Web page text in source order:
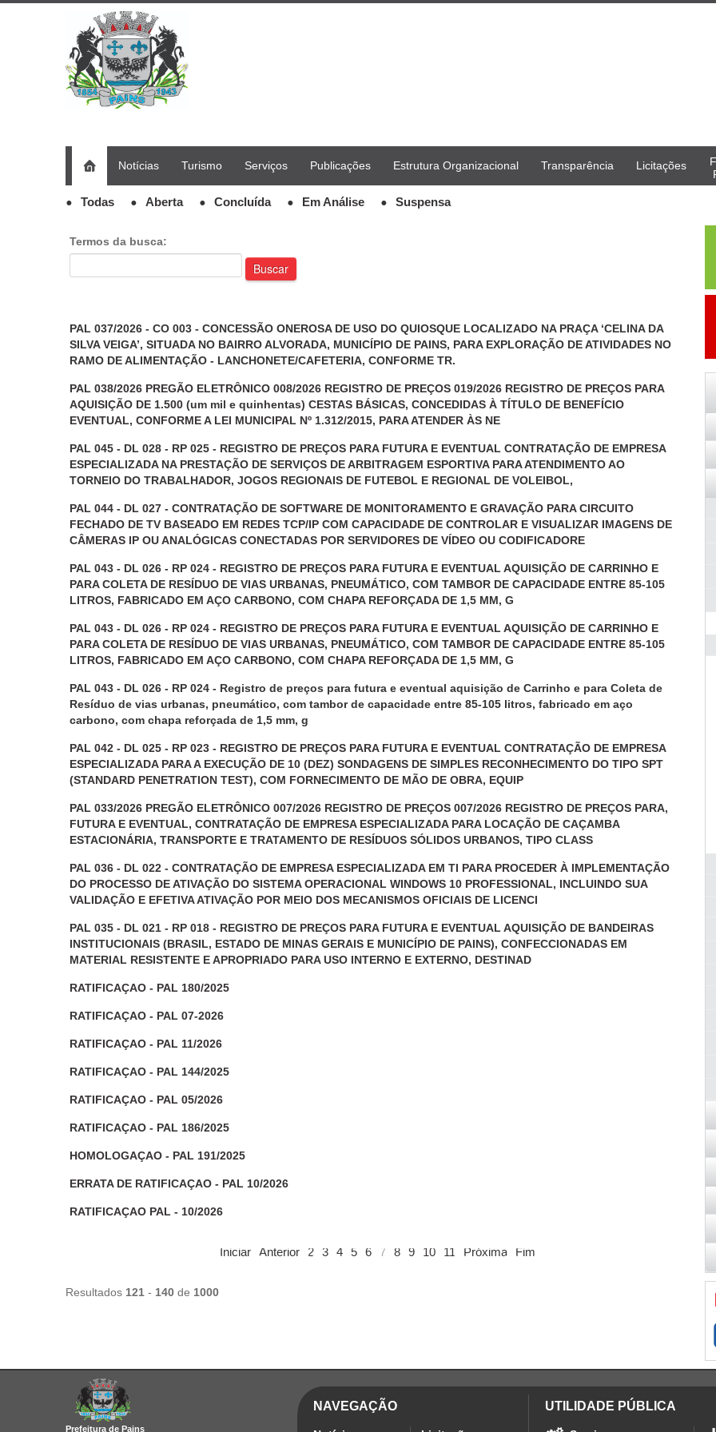
Notícias Turismo Serviços Publicações Estrutura Organizacional Transparência Licitações
Todas Aberta Concluída Em Análise Suspensa
Termos da busca:
Buscar
PAL 037/2026 - CO 003 - CONCESSÃO ONEROSA DE USO DO QUIOSQUE LOCALIZADO NA PRAÇA ‘CELINA DA
SILVA VEIGA’, SITUADA NO BAIRRO ALVORADA, MUNICÍPIO DE PAINS, PARA EXPLORAÇÃO DE ATIVIDADES NO
RAMO DE ALIMENTAÇÃO - LANCHONETE/CAFETERIA, CONFORME TR.
PAL 038/2026 PREGÃO ELETRÔNICO 008/2026 REGISTRO DE PREÇOS 019/2026 REGISTRO DE PREÇOS PARA
AQUISIÇÃO DE 1.500 (um mil e quinhentas) CESTAS BÁSICAS, CONCEDIDAS À TÍTULO DE BENEFÍCIO
EVENTUAL, CONFORME A LEI MUNICIPAL Nº 1.312/2015, PARA ATENDER ÀS NE
PAL 045 - DL 028 - RP 025 - REGISTRO DE PREÇOS PARA FUTURA E EVENTUAL CONTRATAÇÃO DE EMPRESA
ESPECIALIZADA NA PRESTAÇÃO DE SERVIÇOS DE ARBITRAGEM ESPORTIVA PARA ATENDIMENTO AO
TORNEIO DO TRABALHADOR, JOGOS REGIONAIS DE FUTEBOL E REGIONAL DE VOLEIBOL,
PAL 044 - DL 027 - CONTRATAÇÃO DE SOFTWARE DE MONITORAMENTO E GRAVAÇÃO PARA CIRCUITO
FECHADO DE TV BASEADO EM REDES TCP/IP COM CAPACIDADE DE CONTROLAR E VISUALIZAR IMAGENS DE
CÂMERAS IP OU ANALÓGICAS CONECTADAS POR SERVIDORES DE VÍDEO OU CODIFICADORE
PAL 043 - DL 026 - RP 024 - REGISTRO DE PREÇOS PARA FUTURA E EVENTUAL AQUISIÇÃO DE CARRINHO E
PARA COLETA DE RESÍDUO DE VIAS URBANAS, PNEUMÁTICO, COM TAMBOR DE CAPACIDADE ENTRE 85-105
LITROS, FABRICADO EM AÇO CARBONO, COM CHAPA REFORÇADA DE 1,5 MM, G
PAL 043 - DL 026 - RP 024 - REGISTRO DE PREÇOS PARA FUTURA E EVENTUAL AQUISIÇÃO DE CARRINHO E
PARA COLETA DE RESÍDUO DE VIAS URBANAS, PNEUMÁTICO, COM TAMBOR DE CAPACIDADE ENTRE 85-105
LITROS, FABRICADO EM AÇO CARBONO, COM CHAPA REFORÇADA DE 1,5 MM, G
PAL 043 - DL 026 - RP 024 - Registro de preços para futura e eventual aquisição de Carrinho e para Coleta de
Resíduo de vias urbanas, pneumático, com tambor de capacidade entre 85-105 litros, fabricado em aço
carbono, com chapa reforçada de 1,5 mm, g
PAL 042 - DL 025 - RP 023 - REGISTRO DE PREÇOS PARA FUTURA E EVENTUAL CONTRATAÇÃO DE EMPRESA
ESPECIALIZADA PARA A EXECUÇÃO DE 10 (DEZ) SONDAGENS DE SIMPLES RECONHECIMENTO DO TIPO SPT
(STANDARD PENETRATION TEST), COM FORNECIMENTO DE MÃO DE OBRA, EQUIP
PAL 033/2026 PREGÃO ELETRÔNICO 007/2026 REGISTRO DE PREÇOS 007/2026 REGISTRO DE PREÇOS PARA,
FUTURA E EVENTUAL, CONTRATAÇÃO DE EMPRESA ESPECIALIZADA PARA LOCAÇÃO DE CAÇAMBA
ESTACIONÁRIA, TRANSPORTE E TRATAMENTO DE RESÍDUOS SÓLIDOS URBANOS, TIPO CLASS
PAL 036 - DL 022 - CONTRATAÇÃO DE EMPRESA ESPECIALIZADA EM TI PARA PROCEDER À IMPLEMENTAÇÃO
DO PROCESSO DE ATIVAÇÃO DO SISTEMA OPERACIONAL WINDOWS 10 PROFESSIONAL, INCLUINDO SUA
VALIDAÇÃO E EFETIVA ATIVAÇÃO POR MEIO DOS MECANISMOS OFICIAIS DE LICENCI
PAL 035 - DL 021 - RP 018 - REGISTRO DE PREÇOS PARA FUTURA E EVENTUAL AQUISIÇÃO DE BANDEIRAS
INSTITUCIONAIS (BRASIL, ESTADO DE MINAS GERAIS E MUNICÍPIO DE PAINS), CONFECCIONADAS EM
MATERIAL RESISTENTE E APROPRIADO PARA USO INTERNO E EXTERNO, DESTINAD
RATIFICAÇAO - PAL 180/2025
RATIFICAÇAO - PAL 07-2026
RATIFICAÇAO - PAL 11/2026
RATIFICAÇAO - PAL 144/2025
RATIFICAÇAO - PAL 05/2026
RATIFICAÇAO - PAL 186/2025
HOMOLOGAÇAO - PAL 191/2025
ERRATA DE RATIFICAÇAO - PAL 10/2026
RATIFICAÇAO PAL - 10/2026
Iniciar Anterior 2 3 4 5 6 7 8 9 10 11 Próxima Fim
Resultados 121 - 140 de 1000
Prefeitura de Pains
NAVEGAÇÃO UTILIDADE PÚBLICA